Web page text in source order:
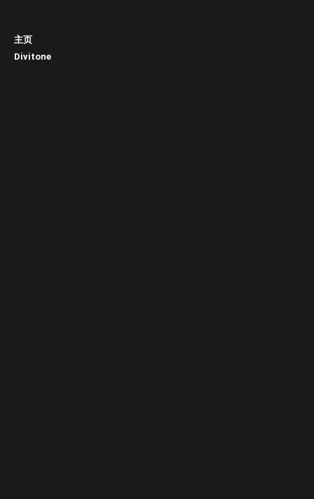
主页
Divitone